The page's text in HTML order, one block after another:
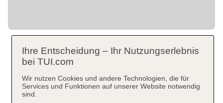
Ihre Entscheidung – Ihr Nutzungserlebnis
bei TUI.com
Wir nutzen Cookies und andere Technologien, die für
Services und Funktionen auf unserer Website notwendig
sind.